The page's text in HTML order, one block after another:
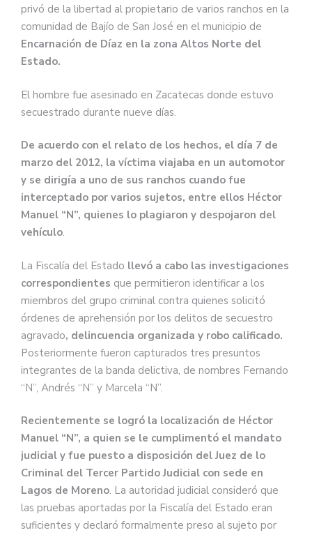
privó de la libertad al propietario de varios ranchos en la
comunidad de Bajío de San José en el municipio de
Encarnación de Díaz en la zona Altos Norte del
Estado.
El hombre fue asesinado en Zacatecas donde estuvo
secuestrado durante nueve días.
De acuerdo con el relato de los hechos, el día 7 de
marzo del 2012, la víctima viajaba en un automotor
y se dirigía a uno de sus ranchos cuando fue
interceptado por varios sujetos, entre ellos Héctor
Manuel “N”, quienes lo plagiaron y despojaron del
vehículo.
La Fiscalía del Estado llevó a cabo las investigaciones
correspondientes que permitieron identificar a los
miembros del grupo criminal contra quienes solicitó
órdenes de aprehensión por los delitos de secuestro
agravado, delincuencia organizada y robo calificado.
Posteriormente fueron capturados tres presuntos
integrantes de la banda delictiva, de nombres Fernando
“N”, Andrés “N” y Marcela “N”.
Recientemente se logró la localización de Héctor
Manuel “N”, a quien se le cumplimentó el mandato
judicial y fue puesto a disposición del Juez de lo
Criminal del Tercer Partido Judicial con sede en
Lagos de Moreno. La autoridad judicial consideró que
las pruebas aportadas por la Fiscalía del Estado eran
suficientes y declaró formalmente preso al sujeto por